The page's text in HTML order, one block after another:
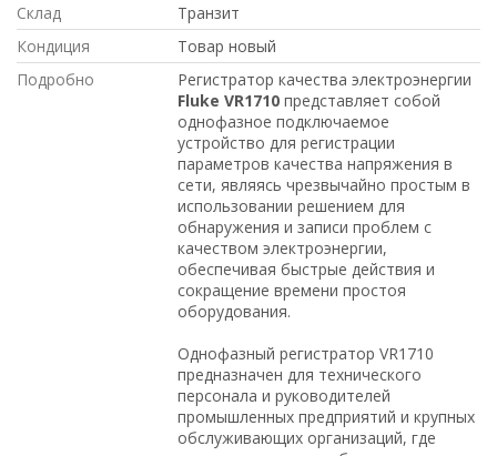
Склад
Транзит
Кондиция
Товар новый
Подробно
Регистратор качества электроэнергии
Fluke VR1710 представляет собой
однофазное подключаемое
устройство для регистрации
параметров качества напряжения в
сети, являясь чрезвычайно простым в
использовании решением для
обнаружения и записи проблем с
качеством электроэнергии,
обеспечивая быстрые действия и
сокращение времени простоя
оборудования.
Однофазный регистратор VR1710
предназначен для технического
персонала и руководителей
промышленных предприятий и крупных
обслуживающих организаций, где